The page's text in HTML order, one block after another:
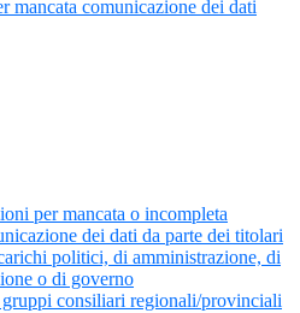
mancata comunicazione dei dati
per mancata o incompleta
dei dati da parte dei titolari
politici, di amministrazione, di
o di governo
consiliari regionali/provinciali